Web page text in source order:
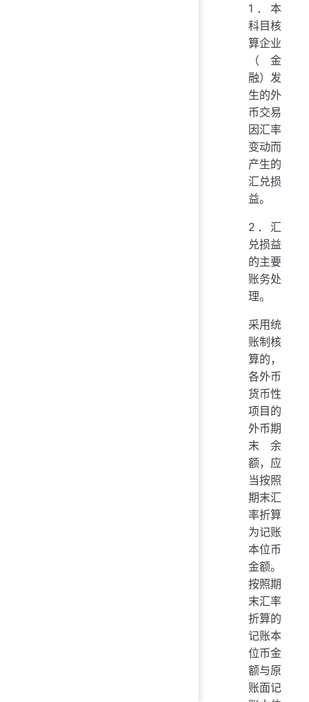
1．本
科目核
算企业
（金
融）发
生的外
币交易
因汇率
变动而
产生的
汇兑损
益。
2．汇
兑损益
的主要
账务处
理。
采用统
账制核
算的，
各外币
货币性
项目的
外币期
末余
额，应
当按照
期末汇
率折算
为记账
本位币
金额。
按照期
末汇率
折算的
记账本
位币金
额与原
账面记